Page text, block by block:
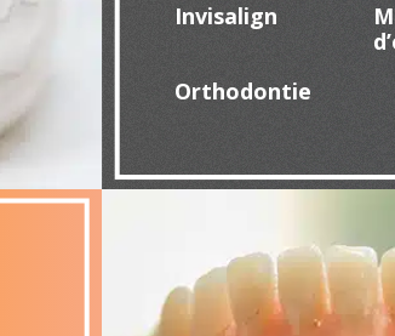
Invisalign
Orthodontie